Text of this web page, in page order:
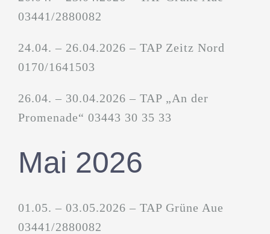
03441/2880082
24.04. – 26.04.2026 – TAP Zeitz Nord
0170/1641503
26.04. – 30.04.2026 – TAP „An der
Promenade“ 03443 30 35 33
Mai 2026
01.05. – 03.05.2026 – TAP Grüne Aue
03441/2880082